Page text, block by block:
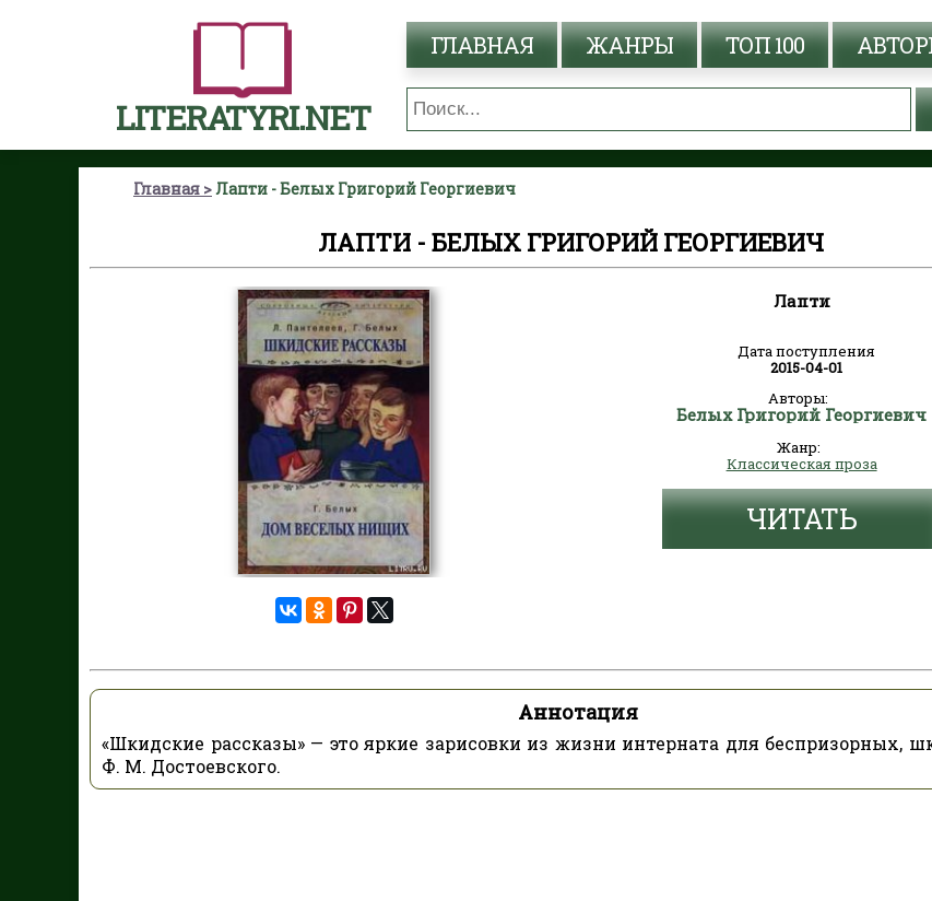
LITERATYRI.NET
ГЛАВНАЯ ЖАНРЫ ТОП 100
Главная Лапти - Белых Григорий Георгиевич
ЛАПТИ - БЕЛЫХ ГРИГОРИЙ ГЕОРГИЕВИЧ
Лапти
Дата поступления
2015-04-01
Авторы:
Белых Григорий Георгиевич
Жанр:
Классическая проза
ЧИТАТЬ
Аннотация
«Шкидские рассказы» — это яркие зарисовки из жизни интерната для беспризорных,
Ф. М. Достоевского.